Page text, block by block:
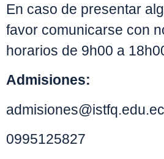
En caso de presentar
favor comunicarse con
horarios de 9h00 a
Admisiones:
admisiones@istfq.edu.ec
0995125827⁣